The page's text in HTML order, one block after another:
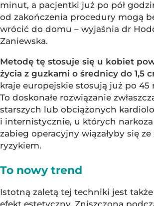
minut, a pacjentki już po pół
od zakończenia procedury mogą
wrócić do domu – wyjaśnia dr
Zaniewska.
Metodę tę stosuje się u kobiet
życia z guzkami o średnicy do 1,5
kraje europejskie stosują już po 45
To doskonałe rozwiązanie
starszych lub obciążonych
i internistycznie, u których
zabieg operacyjny wiązałyby się
ryzykiem.
To nowy trend
Istotną zaletą tej techniki jest